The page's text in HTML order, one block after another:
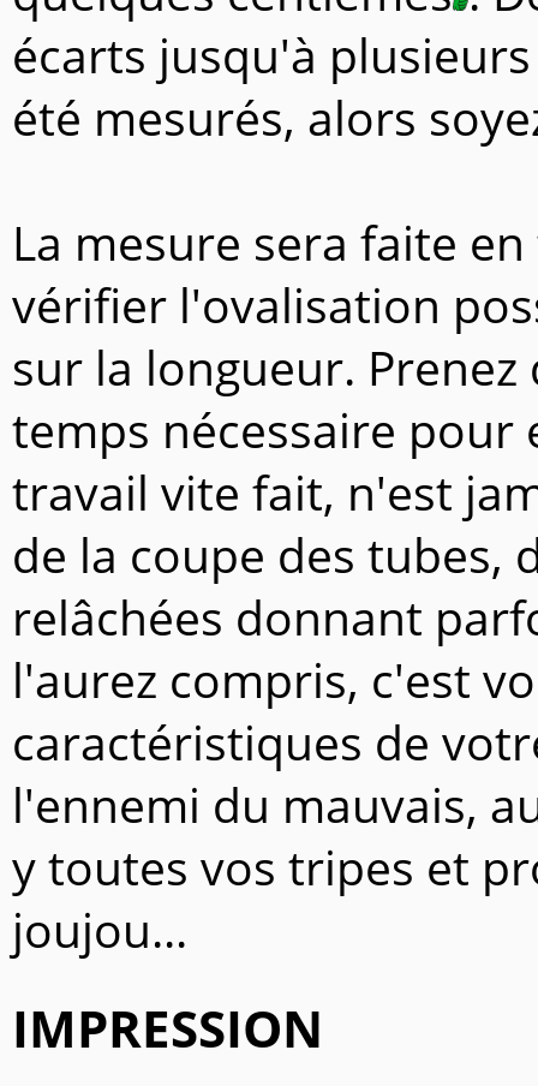
écarts jusqu'à
été mesurés, alors
La mesure sera faite
vérifier l'ovalisation
sur la longueur.
temps nécessaire pour
travail vite fait, n'est
de la coupe des tubes,
relâchées donnant
l'aurez compris, c'est
caractéristiques de
l'ennemi du mauvais,
y toutes vos tripes et
joujou...
IMPRESSION